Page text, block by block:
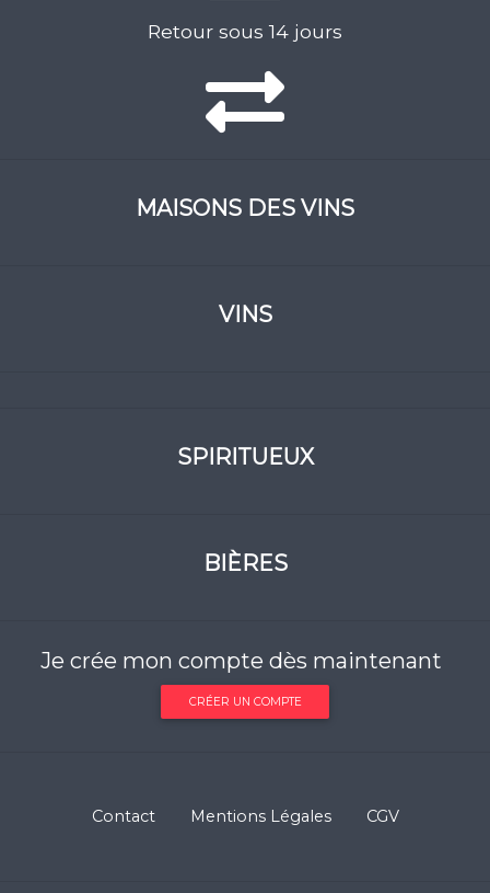
Retour sous 14 jours
MAISONS DES VINS
VINS
SPIRITUEUX
BIÈRES
Je crée mon compte dès maintenant
CRÉER UN COMPTE
Contact Mentions Légales CGV